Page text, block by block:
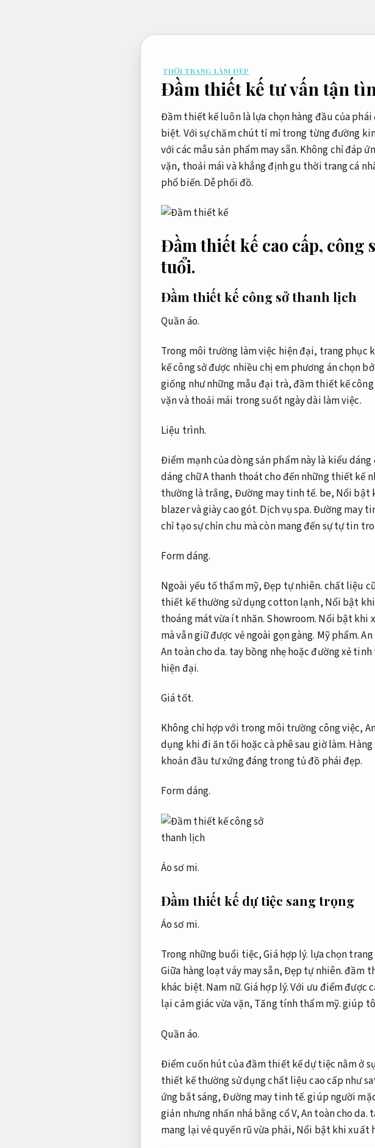
THỜI TRANG LÀM ĐẸP
Đầm thiết kế tư vấn tận
Đầm thiết kế luôn là lựa chọn hàng đầu của
biệt. Với sự chăm chút tỉ mỉ trong từng đường
với các mẫu sản phẩm may sẵn. Không chỉ đáp
vặn, thoải mái và khẳng định gu thời trang cá
phổ biến. Dễ phối đồ.
Đầm thiết kế cao cấp, công
tuổi.
Đầm thiết kế công sở thanh lịch
Quần áo.
Trong môi trường làm việc hiện đại, trang phục
kế công sở được nhiều chị em phương án chọn
giống như những mẫu đại trà, đầm thiết kế
vặn và thoải mái trong suốt ngày dài làm việc.
Liệu trình.
Điểm mạnh của dòng sản phẩm này là kiểu
dáng chữ A thanh thoát cho đến những thiết kế
thường là trắng, Đường may tinh tế. be, Nổi bật
blazer và giày cao gót. Dịch vụ spa.Đường may
chỉ tạo sự chỉn chu mà còn mang đến sự tự tin
Form dáng.
Ngoài yếu tố thẩm mỹ,Đẹp tự nhiên. chất liệu
thiết kế thường sử dụng cotton lạnh, Nổi bật
thoáng mát vừa ít nhăn. Showroom. Nổi bật khi
mà vẫn giữ được vẻ ngoài gọn gàng. Mỹ phẩm.
An toàn cho da. tay bồng nhẹ hoặc đường xẻ
hiện đại.
Giá tốt.
Không chỉ hợp với trong môi trường công việc,
dụng khi đi ăn tối hoặc cà phê sau giờ làm. Hàng
khoản đầu tư xứng đáng trong tủ đồ phái đẹp.
Form dáng.
Áo sơ mi.
Đầm thiết kế dự tiệc sang trọng
Áo sơ mi.
Trong những buổi tiệc,Giá hợp lý. lựa chọn
Giữa hàng loạt váy may sẵn,Đẹp tự nhiên.đầm
khác biệt. Nam nữ.Giá hợp lý.Với ưu điểm được
lại cảm giác vừa vặn, Tăng tính thẩm mỹ.giúp
Quần áo.
Điểm cuốn hút của đầm thiết kế dự tiệc nằm ở
thiết kế thường sử dụng chất liệu cao cấp như
ứng bắt sáng,Đường may tinh tế.giúp người
giản nhưng nhấn nhá bằng cổ V,An toàn cho da.
mang lại vẻ quyến rũ vừa phải, Nổi bật khi xuất